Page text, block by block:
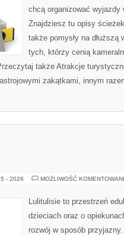
chcą organizować wyjazdy
Znajdziesz tu opisy
także pomysły na dłuższą
tych, którzy cenią
także Atrakcje
zakątkami, innym
- 2026 MOŻLIWOŚĆ
Lulitulisie to przestrzeń
dzieciach oraz o
rozwój w sposób